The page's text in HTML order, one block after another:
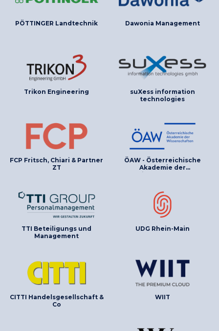
PÖTTINGER Landtechnik Dawonia Management
Trikon Engineering
suXess information
technologies
FCP Fritsch, Chiari & Partner
ZT
ÖAW - Österreichische
Akademie der
TTI Beteiligungs und
Management
UDG Rhein-Main
CITTI Handelsgesellschaft &
Co
WIIT